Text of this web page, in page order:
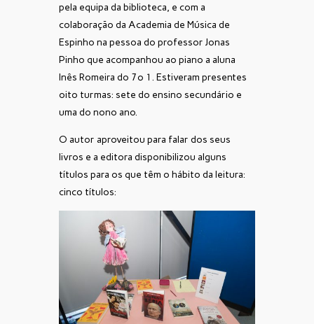
pela equipa da biblioteca, e com a
colaboração da Academia de Música de
Espinho na pessoa do professor Jonas
Pinho que acompanhou ao piano a aluna
Inês Romeira do 7º 1. Estiveram presentes
oito turmas: sete do ensino secundário e
uma do nono ano.
O autor aproveitou para falar dos seus
livros e a editora disponibilizou alguns
títulos para os que têm o hábito da leitura:
cinco títulos: